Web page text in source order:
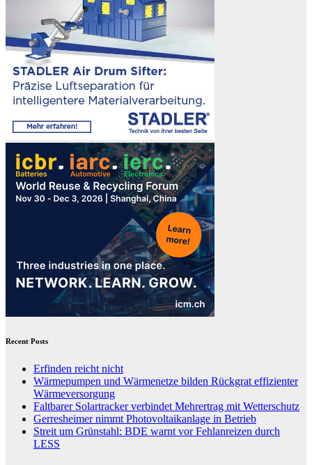
Recent Posts
Erfinden reicht nicht
Wärmepumpen und Wärmenetze bilden Rückgrat effizienter
Wärmeversorgung
Faltbarer Solartracker verbindet Mehrertrag mit Wetterschutz
Gerresheimer nimmt Photovoltaikanlage in Betrieb
Streit um Grünstahl: BDE warnt vor Fehlanreizen durch
LESS